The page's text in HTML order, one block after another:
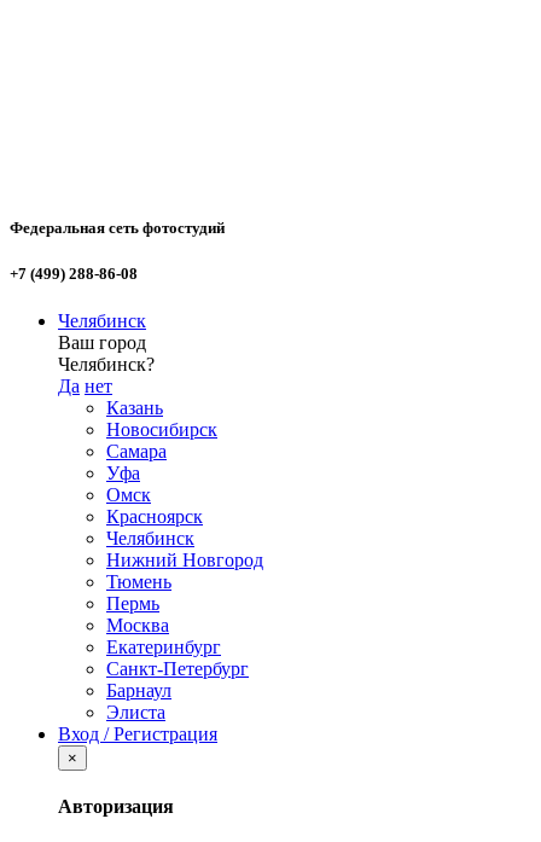
Федеральная сеть фотостудий
+7 (499) 288-86-08
Челябинск
Ваш город
Челябинск?
Да нет
Казань
Новосибирск
Самара
Уфа
Омск
Красноярск
Челябинск
Нижний Новгород
Тюмень
Пермь
Москва
Екатеринбург
Санкт-Петербург
Барнаул
Элиста
Вход / Регистрация
×
Авторизация